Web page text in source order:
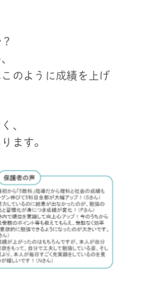
のように成績を上げ
、
ます。